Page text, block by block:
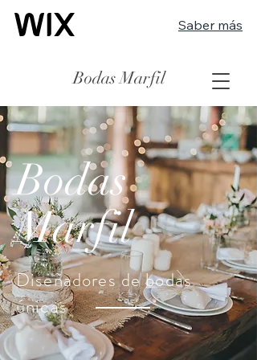
Saber más